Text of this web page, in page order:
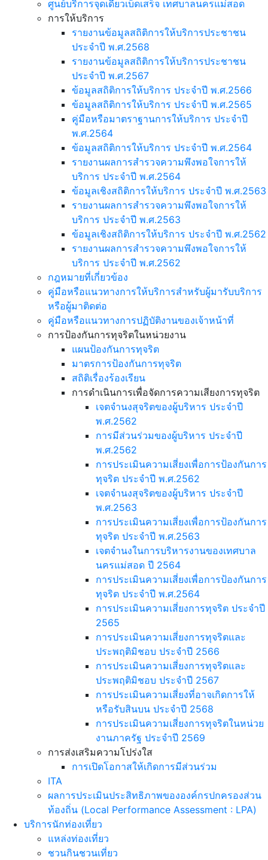
ศูนย์บริการจุดเดียวเบ็ดเสร็จ เทศบาลนครแม่สอด
การให้บริการ
รายงานข้อมูลสถิติการให้บริการประชาชน
ประจำปี พ.ศ.2568
รายงานข้อมูลสถิติการให้บริการประชาชน
ประจำปี พ.ศ.2567
ข้อมูลสถิติการให้บริการ ประจำปี พ.ศ.2566
ข้อมูลสถิติการให้บริการ ประจำปี พ.ศ.2565
คู่มือหรือมาตราฐานการให้บริการ ประจำปี
พ.ศ.2564
ข้อมูลสถิติการให้บริการ ประจำปี พ.ศ.2564
รายงานผลการสำรวจความพึงพอใจการให้
บริการ ประจำปี พ.ศ.2564
ข้อมูลเชิงสถิติการให้บริการ ประจำปี พ.ศ.2563
รายงานผลการสำรวจความพึงพอใจการให้
บริการ ประจำปี พ.ศ.2563
ข้อมูลเชิงสถิติการให้บริการ ประจำปี พ.ศ.2562
รายงานผลการสำรวจความพึงพอใจการให้
บริการ ประจำปี พ.ศ.2562
กฎหมายที่เกี่ยวข้อง
คู่มือหรือแนวทางการให้บริการสำหรับผู้มารับบริการ
หรือผู้มาติดต่อ
คู่มือหรือแนวทางการปฏิบัติงานของเจ้าหน้าที่
การป้องกันการทุจริตในหน่วยงาน
แผนป้องกันการทุจริต
มาตรการป้องกันการทุจริต
สถิติเรื่องร้องเรียน
การดำเนินการเพื่อจัดการความเสียงการทุจริต
เจตจำนงสุจริตของผู้บริหาร ประจำปี
พ.ศ.2562
การมีส่วนร่วมของผู้บริหาร ประจำปี
พ.ศ.2562
การประเมินความเสี่ยงเพื่อการป้องกันการ
ทุจริต ประจำปี พ.ศ.2562
เจตจำนงสุจริตของผู้บริหาร ประจำปี
พ.ศ.2563
การประเมินความเสี่ยงเพื่อการป้องกันการ
ทุจริต ประจำปี พ.ศ.2563
เจตจำนงในการบริหารงานของเทศบาล
นครแม่สอด ปี 2564
การประเมินความเสี่ยงเพื่อการป้องกันการ
ทุจริต ประจำปี พ.ศ.2564
การประเมินความเสี่ยงการทุจริต ประจำปี
2565
การประเมินความเสี่ยงการทุจริตและ
ประพฤติมิชอบ ประจำปี 2566
การประเมินความเสี่ยงการทุจริตและ
ประพฤติมิชอบ ประจำปี 2567
การประเมินความเสี่ยงที่อาจเกิดการให้
หรือรับสินบน ประจำปี 2568
การประเมินความเสี่ยงการทุจริตในหน่วย
งานภาครัฐ ประจำปี 2569
การส่งเสริมความโปร่งใส
การเปิดโอกาสให้เกิดการมีส่วนร่วม
ITA
ผลการประเมินประสิทธิภาพขององค์กรปกครองส่วน
ท้องถิ่น (Local Performance Assessment : LPA)
บริการนักท่องเที่ยว
แหล่งท่องเที่ยว
ชวนกินชวนเที่ยว